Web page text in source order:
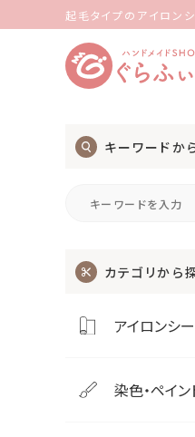
起毛タイプのアイロン
キーワードか
カテゴリから
アイロンシ
染色・ペイン